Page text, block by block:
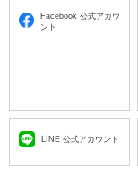
Facebook 公式アカウ
ント
LINE 公式アカウント